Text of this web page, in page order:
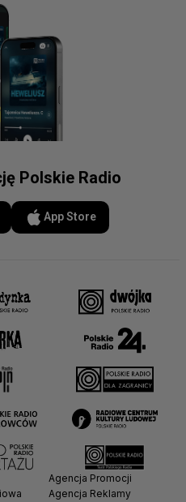
Polskie Radio
App Store
Agencja Promocji
Agencja Reklamy